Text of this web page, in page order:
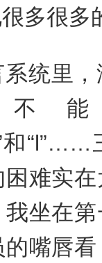
多很多
统里
和
难实
坐在
嘴唇